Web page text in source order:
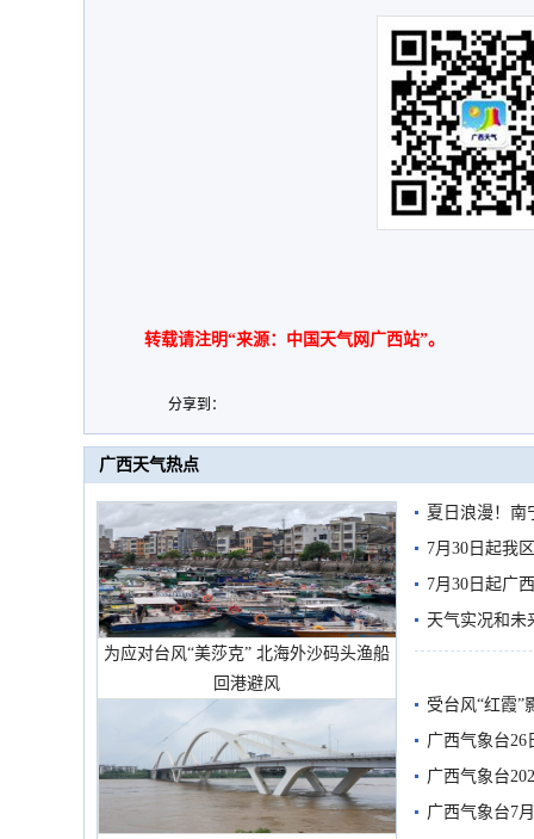
转载请注明“来源：中国天气网广西站”。
分享到：
广西天气热点
为应对台风“美莎克” 北海外沙码头渔船
回港避风
夏日浪漫！南
7月30日起我
7月30日起广
天气实况和未
受台风“红霞”
有较强降雨
广西气象台26
广西气象台
预警
广西气象台7